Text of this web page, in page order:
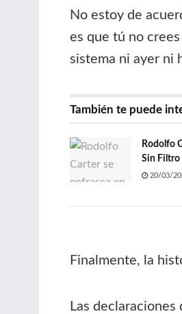
No estoy de
es que tú no
sistema ni ayer ni
También te puede
Rodolfo
Sin Filtro
20/03/
Finalmente, la
Las